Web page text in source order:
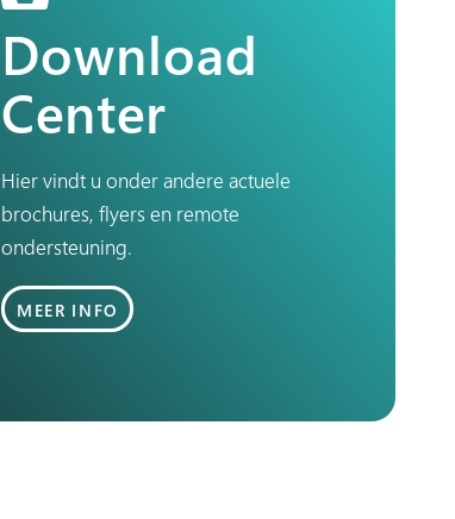
Download
Center
Hier vindt u onder andere actuele
brochures, flyers en remote
ondersteuning.
MEER INFO